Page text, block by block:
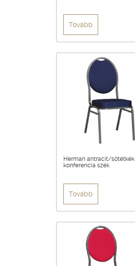
Tovább
Herman antracit/sötétkék
konferencia szék
Tovább